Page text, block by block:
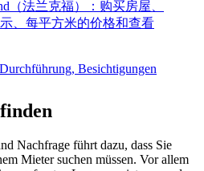
Besichtigungen
Nachfrage führt dazu, dass Sie
Mieter suchen müssen. Vor allem